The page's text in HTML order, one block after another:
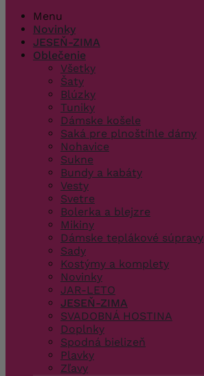
Menu
Novinky
JESEŇ-ZIMA
Oblečenie
Všetky
Šaty
Blúzky
Tuniky
Dámske košele
Saká pre plnoštíhle dámy
Nohavice
Sukne
Bundy a kabáty
Vesty
Svetre
Bolerka a blejzre
Mikiny
Dámske teplákové súpravy
Sady
Kostýmy a komplety
Novinky
JAR-LETO
JESEŇ-ZIMA
SVADOBNÁ HOSTINA
Doplnky
Spodná bielizeň
Plavky
Zľavy